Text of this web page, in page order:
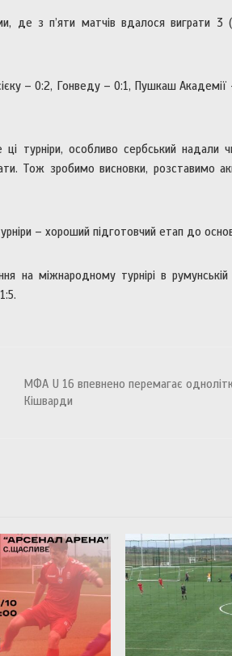
де з п’яти матчів вдалося виграти 3
– 0:2, Гонведу – 0:1, Пушкаш
турніри, особливо сербський надали
Тож зробимо висновки, розставимо
– хороший підготовчий етап до
міжнародному турнірі в румунській
МФА U 16 впевнено перемагає
Кішварди